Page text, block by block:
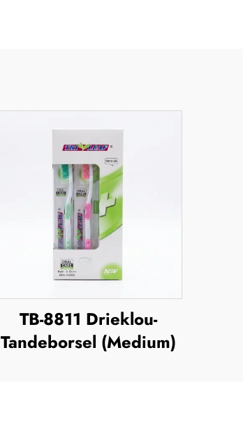
TB-8811 Drieklou-
Tandeborsel (Medium)